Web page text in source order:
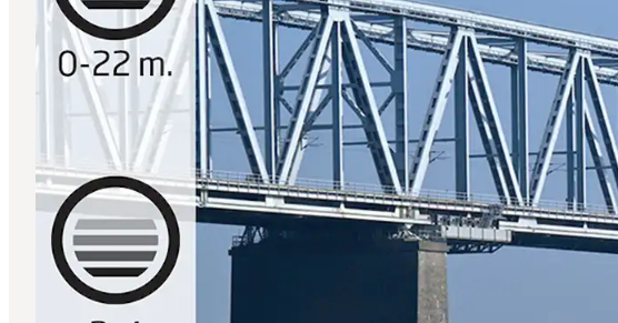
Det sker
Oplevelser
Spisesteder
Overnatning
Planlæg din tur
Book guidet tur